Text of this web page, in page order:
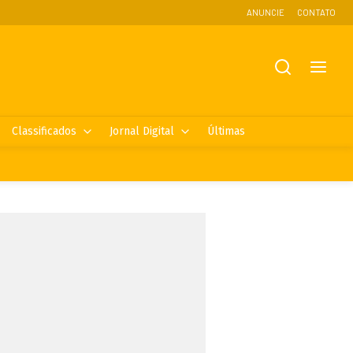
ANUNCIE CONTATO
Classificados Jornal Digital Últimas